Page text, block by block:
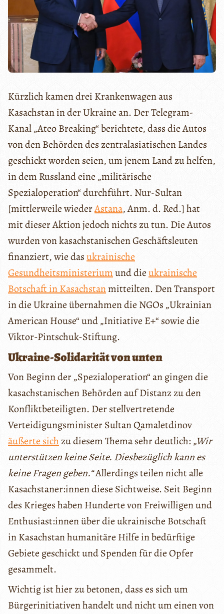
Kürzlich kamen drei Krankenwagen aus
Kasachstan in der Ukraine an. Der Telegram-
Kanal „Ateo Breaking“ berichtete, dass die Autos
von den Behörden des zentralasiatischen Landes
geschickt worden seien, um jenem Land zu helfen,
in dem Russland eine „militärische
Spezialoperation“ durchführt. Nur-Sultan
[mittlerweile wiederAstana, Anm. d. Red.] hat
mit dieser Aktion jedoch nichts zu tun. Die Autos
wurden von kasachstanischen Geschäftsleuten
finanziert, wie dasukrainische
Gesundheitsministeriumund dieukrainische
Botschaft in Kasachstanmitteilten. Den Transport
in die Ukraine übernahmen die NGOs „Ukrainian
American House“ und „Initiative E+“ sowie die
Viktor-Pintschuk-Stiftung.
Ukraine-Solidarität von unten
Von Beginn der „Spezialoperation“ an gingen die
kasachstanischen Behörden auf Distanz zu den
Konfliktbeteiligten. Der stellvertretende
Verteidigungsminister Sultan Qamaletdinov
äußerte sichzu diesem Thema sehr deutlich: „Wir
unterstützen keine Seite. Diesbezüglich kann es
keine Fragen geben.“Allerdings teilen nicht alle
Kasachstaner:innen diese Sichtweise. Seit Beginn
des Krieges haben Hunderte von Freiwilligen und
Enthusiast:innen über die ukrainische Botschaft
in Kasachstan humanitäre Hilfe in bedürftige
Gebiete geschickt und Spenden für die Opfer
gesammelt.
Wichtig ist hier zu betonen, dass es sich um
Bürgerinitiativen handelt und nicht um einen von